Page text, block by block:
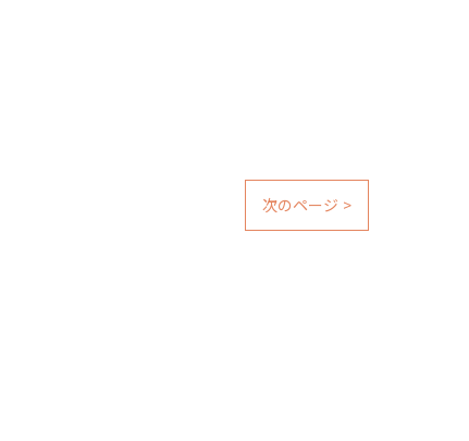
次のページ >